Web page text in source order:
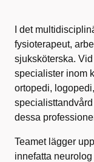
I det
fysioterapeut,
sjuksköterska.
specialister inom
ortopedi,
dessa
Teamet lägger
innefatta